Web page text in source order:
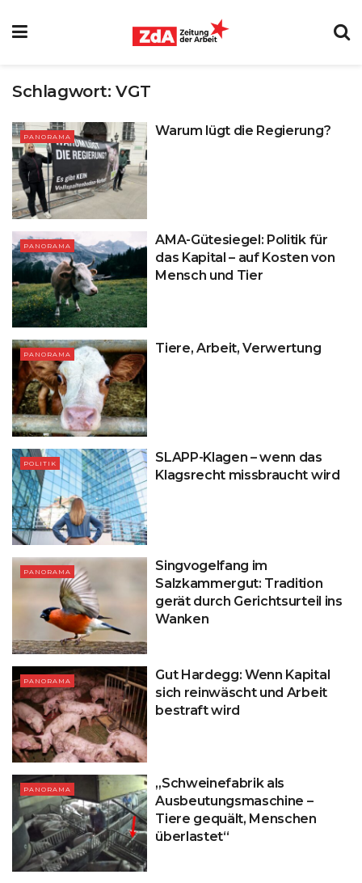
Schlagwort:VGT
PANORAMA Warum lügt die Regierung?
PANORAMA
AMA-Gütesiegel: Politik für
das Kapital – auf Kosten von
Mensch und Tier
PANORAMA Tiere, Arbeit, Verwertung
POLITIK
SLAPP-Klagen – wenn das
Klagsrecht missbraucht wird
PANORAMA
Singvogelfang im
Salzkammergut: Tradition
gerät durch Gerichtsurteil ins
Wanken
PANORAMA
Gut Hardegg: Wenn Kapital
sich reinwäscht und Arbeit
bestraft wird
PANORAMA
„Schweinefabrik als
Ausbeutungsmaschine –
Tiere gequält, Menschen
überlastet“